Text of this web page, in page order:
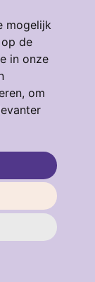
mogelijk
de
in onze
, om
m² 3